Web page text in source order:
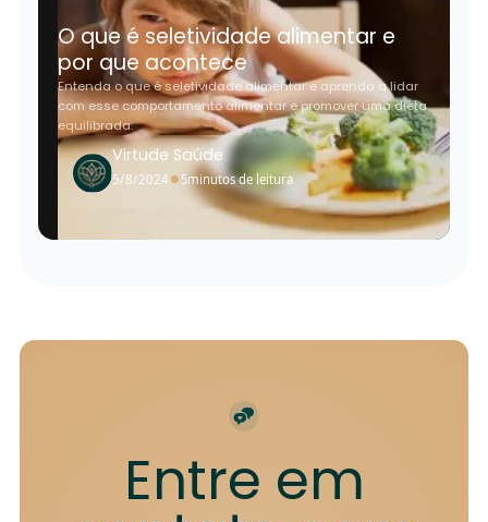
O que é seletividade alimentar e
por que acontece
Entenda o que é seletividade alimentar e aprenda a lidar
com esse comportamento alimentar e promover uma dieta
equilibrada.
Virtude Saúde
5/8/2024 • 5minutos de leitura
Entre em